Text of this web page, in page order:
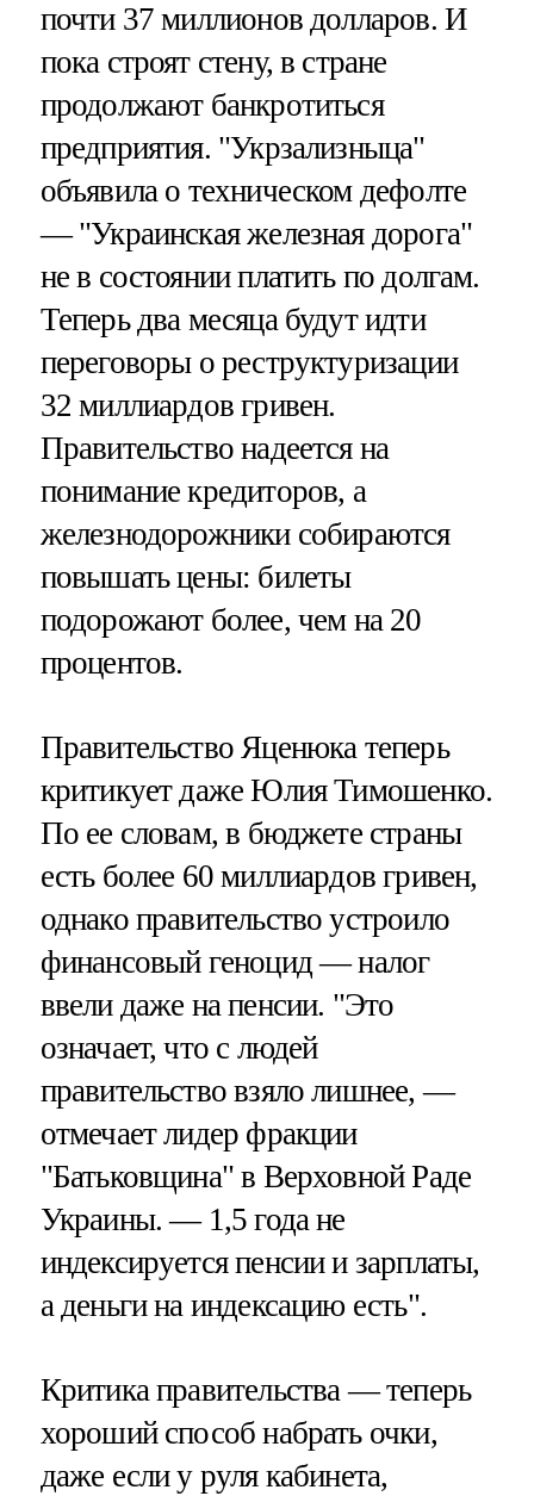
почти 37 миллионов долларов. И
пока строят стену, в стране
продолжают банкротиться
предприятия. "Укрзализныца"
объявила о техническом дефолте
— "Украинская железная дорога"
не в состоянии платить по долгам.
Теперь два месяца будут идти
переговоры о реструктуризации
32 миллиардов гривен.
Правительство надеется на
понимание кредиторов, а
железнодорожники собираются
повышать цены: билеты
подорожают более, чем на 20
процентов.
Правительство Яценюка теперь
критикует даже Юлия Тимошенко.
По ее словам, в бюджете страны
есть более 60 миллиардов гривен,
однако правительство устроило
финансовый геноцид — налог
ввели даже на пенсии. "Это
означает, что с людей
правительство взяло лишнее, —
отмечает лидер фракции
"Батьковщина" в Верховной Раде
Украины. — 1,5 года не
индексируется пенсии и зарплаты,
а деньги на индексацию есть".
Критика правительства — теперь
хороший способ набрать очки,
даже если у руля кабинета,